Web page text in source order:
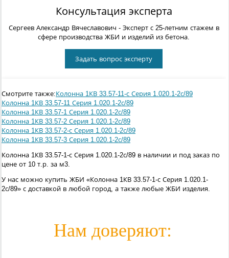
Консультация эксперта
Сергеев Александр Вячеславович - Эксперт с 25-летним стажем в
сфере производства ЖБИ и изделий из бетона.
Задать вопрос эксперту
Смотрите также:Колонна 1КВ 33.57-11-с Серия 1.020.1-2с/89
Колонна 1КВ 33.57-11 Серия 1.020.1-2с/89
Колонна 1КВ 33.57-1 Серия 1.020.1-2с/89
Колонна 1КВ 33.57-2 Серия 1.020.1-2с/89
Колонна 1КВ 33.57-2-с Серия 1.020.1-2с/89
Колонна 1КВ 33.57-3 Серия 1.020.1-2с/89
Колонна 1КВ 33.57-1-с Серия 1.020.1-2с/89 в наличии и под заказ по
цене от 10 т.р. за м3.
У нас можно купить ЖБИ «Колонна 1КВ 33.57-1-с Серия 1.020.1-
2с/89» с доставкой в любой город, а также любые ЖБИ изделия.
Нам доверяют: